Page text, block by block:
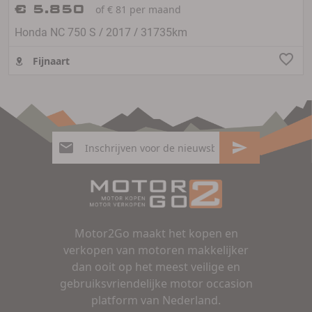
€ 5.850
of € 81 per maand
Honda NC 750 S / 2017 / 31735km
Fijnaart
Motor2Go maakt het kopen en
verkopen van motoren makkelijker
dan ooit op het meest veilige en
gebruiksvriendelijke motor occasion
platform van Nederland.